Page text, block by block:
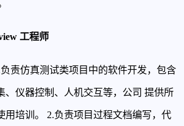
工程师
负责仿真测试类项目中的软件开发，包含
、仪器控制、人机交互等，公司提供所
用培训。2.负责项目过程文档编写，代